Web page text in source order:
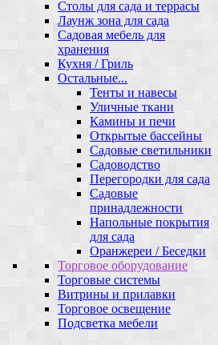
Столы для сада и террасы
Лаунж зона для сада
Садовая мебель для
хранения
Кухня / Гриль
Остальные...
Тенты и навесы
Уличные ткани
Камины и печи
Открытые бассейны
Садовые светильники
Садоводство
Перегородки для сада
Садовые
принадлежности
Напольные покрытия
для сада
Оранжереи / Беседки
Торговое оборудование
Торговые системы
Витрины и прилавки
Торговое освещение
Подсветка мебели